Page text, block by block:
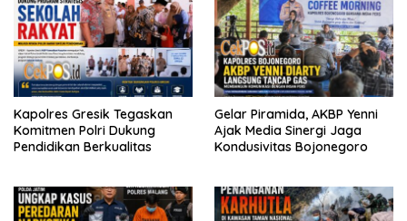
Kapolres Gresik Tegaskan
Komitmen Polri Dukung
Pendidikan Berkualitas
Gelar Piramida, AKBP Yenni
Ajak Media Sinergi Jaga
Kondusivitas Bojonegoro